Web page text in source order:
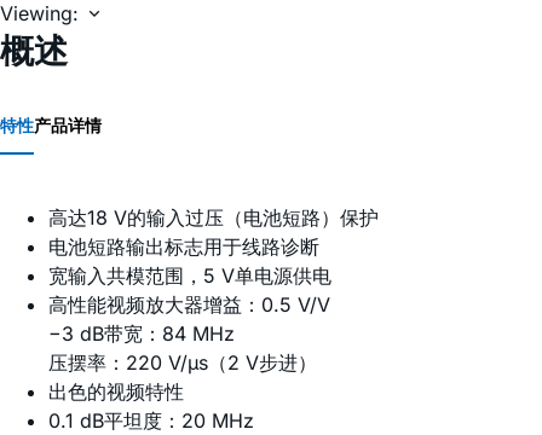
Viewing:
概述
特性产品详情
高达18 V的输入过压（电池短路）保护
电池短路输出标志用于线路诊断
宽输入共模范围，5 V单电源供电
高性能视频放大器增益：0.5 V/V
−3 dB带宽：84 MHz
压摆率：220 V/µs（2 V步进）
出色的视频特性
0.1 dB平坦度：20 MHz